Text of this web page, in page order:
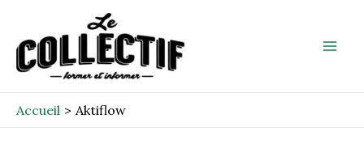
contenu
Accueil Aktiflow